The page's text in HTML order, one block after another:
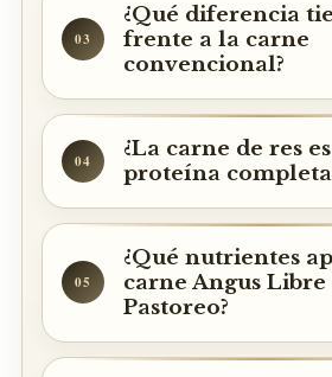
03
¿Qué diferencia
frente a la carne
convencional?
04
¿La carne de res es
proteína
05
¿Qué nutrientes
carne Angus Libre
Pastoreo?